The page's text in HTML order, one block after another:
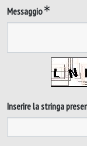
Messaggio
Inserire la stringa